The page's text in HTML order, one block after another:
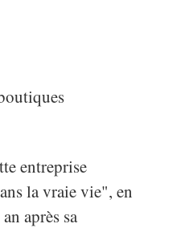
entreprise
la vraie vie", en
après sa